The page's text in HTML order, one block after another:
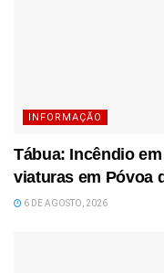
INFORMAÇÃO
Tábua: Incêndio
viaturas em Póvoa
6 DE AGOSTO, 2026